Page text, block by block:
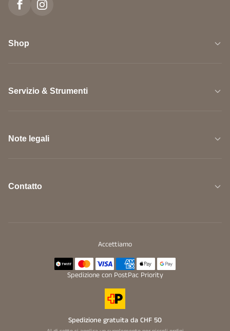
Shop
Servizio & Strumenti
Note legali
Contatto
Accettiamo
Spedizione con PostPac Priority
Spedizione gratuita da CHF 50